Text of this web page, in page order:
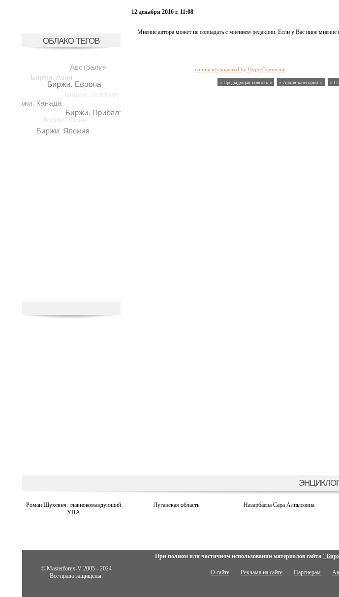
ОБЛАКО ТЕГОВ
12 декабря 2016 г. 11:08
Мнение автора может не совпадать с мнением редакции. Если у Вас иное
comments powered by HyperComments
« Предыдущая новость « » Архив категории « »
Роман Шухевич: главнокомандующий
УПА
Луганская область Назарбаева Сара Алпысовна
При полном или частичном использовании материалов сайта
© Masterforex-V 2005 - 2024
Все права защищены.
О сайте Реклама на сайте Партнерам